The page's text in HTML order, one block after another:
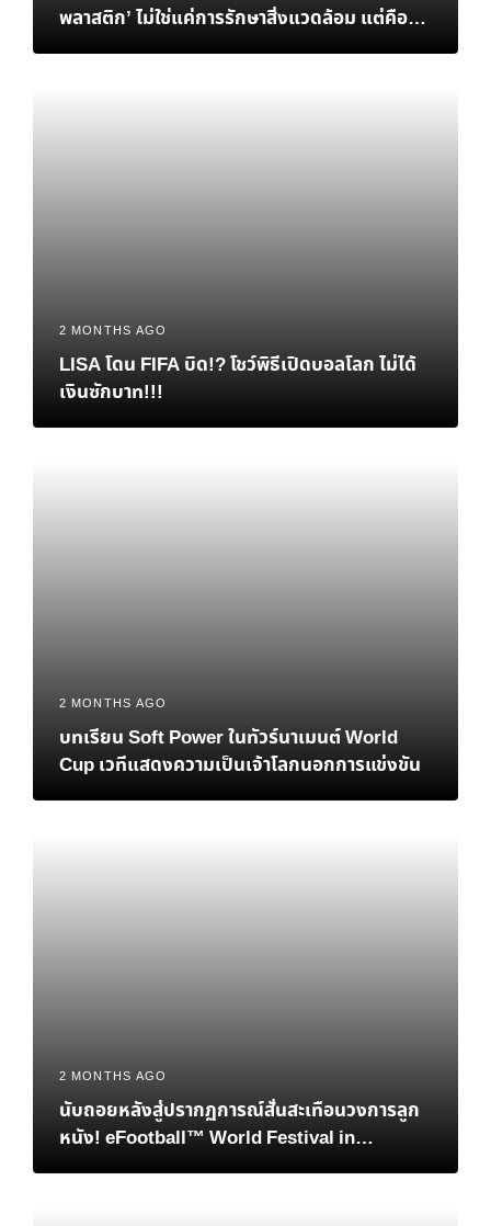
พลาสติก’ ไม่ใช่แค่การรักษาสิ่งแวดล้อม แต่คือ
‘ทางรอด’ ทางเศรษฐกิจของไทย
2 MONTHS AGO
LISA โดน FIFA บิด!? โชว์พิธีเปิดบอลโลก ไม่ได้
เงินซักบาท!!!
2 MONTHS AGO
บทเรียน Soft Power ในทัวร์นาเมนต์ World
Cup เวทีแสดงความเป็นเจ้าโลกนอกการแข่งขัน
2 MONTHS AGO
นับถอยหลังสู่ปรากฏการณ์สั่นสะเทือนวงการลูก
หนัง! eFootball™ World Festival in
Bangkok เมื่อตำนาน “เวย์น รูนีย์” และอนาคต